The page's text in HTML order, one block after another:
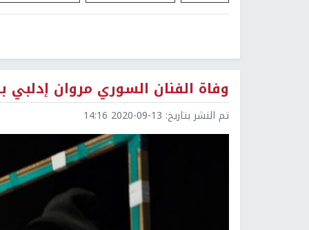
وفاة الفنان السوري مروان إدلبي
تم النشر بتاريخ: 2020-09-13 14:16